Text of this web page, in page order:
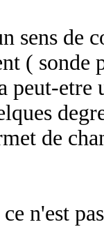
sens de
( sonde
peut-
de
n'est